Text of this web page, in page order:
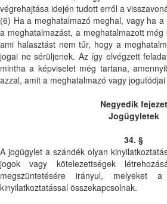
végrehajtása idején tudott erről a
(6) Ha a meghatalmazó meghal, vagy ha
a meghatalmazást, a meghatalmazott
ami halasztást nem tűr, hogy a
jogai ne sérüljenek. Az így elvégzett
mintha a képviselet még tartana,
azzal, amit a meghatalmazó vagy
Negyedik fejezet
Jogügyletek
34. §
A jogügylet a szándék olyan
jogok vagy kötelezettségek
megszüntetésére irányul, melyeket
kinyilatkoztatással összekapcsolnak.